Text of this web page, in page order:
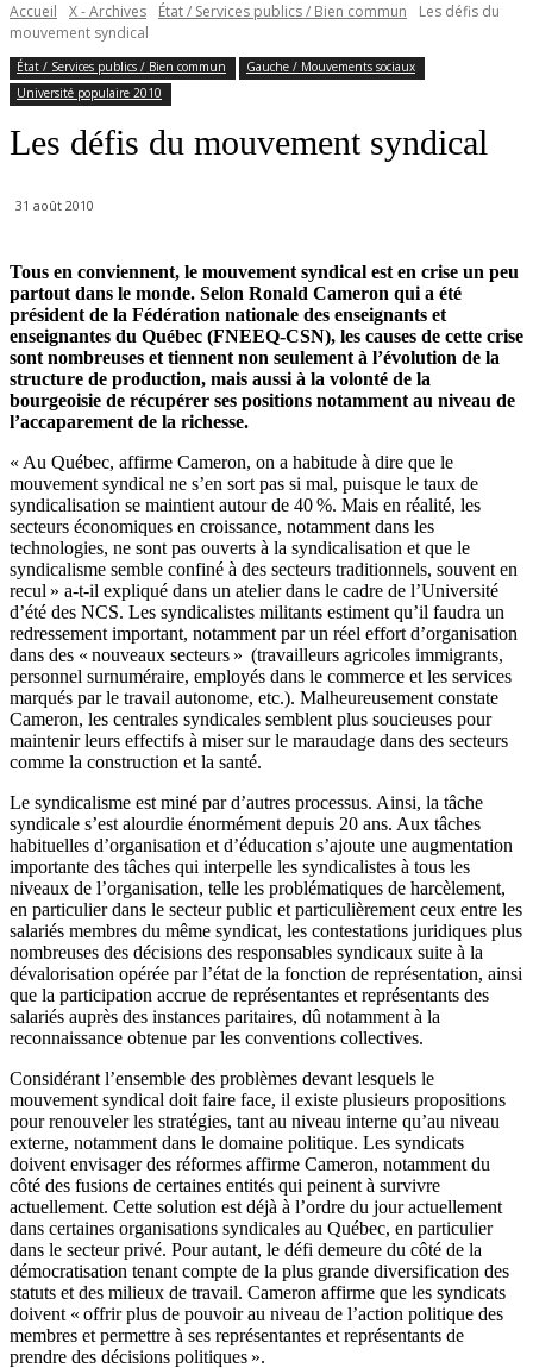
Accueil X - Archives État / Services publics / Bien commun
Les défis du
mouvement syndical
État / Services publics / Bien commun
Gauche / Mouvements sociaux
Université populaire 2010
Les défis du mouvement syndical
31 août 2010
Tous en conviennent, le mouvement syndical est en crise un peu
partout dans le monde. Selon Ronald Cameron qui a été
président de la Fédération nationale des enseignants et
enseignantes du Québec (FNEEQ-CSN), les causes de cette crise
sont nombreuses et tiennent non seulement à l’évolution de la
structure de production, mais aussi à la volonté de la
bourgeoisie de récupérer ses positions notamment au niveau de
l’accaparement de la richesse.
« Au Québec, affirme Cameron, on a habitude à dire que le
mouvement syndical ne s’en sort pas si mal, puisque le taux de
syndicalisation se maintient autour de 40 %. Mais en réalité, les
secteurs économiques en croissance, notamment dans les
technologies, ne sont pas ouverts à la syndicalisation et que le
syndicalisme semble confiné à des secteurs traditionnels, souvent en
recul » a-t-il expliqué dans un atelier dans le cadre de l’Université
d’été des NCS. Les syndicalistes militants estiment qu’il faudra un
redressement important, notamment par un réel effort d’organisation
dans des « nouveaux secteurs » (travailleurs agricoles immigrants,
personnel surnuméraire, employés dans le commerce et les services
marqués par le travail autonome, etc.). Malheureusement constate
Cameron, les centrales syndicales semblent plus soucieuses pour
maintenir leurs effectifs à miser sur le maraudage dans des secteurs
comme la construction et la santé.
Le syndicalisme est miné par d’autres processus. Ainsi, la tâche
syndicale s’est alourdie énormément depuis 20 ans. Aux tâches
habituelles d’organisation et d’éducation s’ajoute une augmentation
importante des tâches qui interpelle les syndicalistes à tous les
niveaux de l’organisation, telle les problématiques de harcèlement,
en particulier dans le secteur public et particulièrement ceux entre les
salariés membres du même syndicat, les contestations juridiques plus
nombreuses des décisions des responsables syndicaux suite à la
dévalorisation opérée par l’état de la fonction de représentation, ainsi
que la participation accrue de représentantes et représentants des
salariés auprès des instances paritaires, dû notamment à la
reconnaissance obtenue par les conventions collectives.
Considérant l’ensemble des problèmes devant lesquels le
mouvement syndical doit faire face, il existe plusieurs propositions
pour renouveler les stratégies, tant au niveau interne qu’au niveau
externe, notamment dans le domaine politique. Les syndicats
doivent envisager des réformes affirme Cameron, notamment du
côté des fusions de certaines entités qui peinent à survivre
actuellement. Cette solution est déjà à l’ordre du jour actuellement
dans certaines organisations syndicales au Québec, en particulier
dans le secteur privé. Pour autant, le défi demeure du côté de la
démocratisation tenant compte de la plus grande diversification des
statuts et des milieux de travail. Cameron affirme que les syndicats
doivent « offrir plus de pouvoir au niveau de l’action politique des
membres et permettre à ses représentantes et représentants de
prendre des décisions politiques ».